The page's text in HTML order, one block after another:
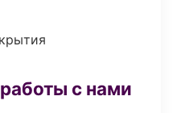
с нами